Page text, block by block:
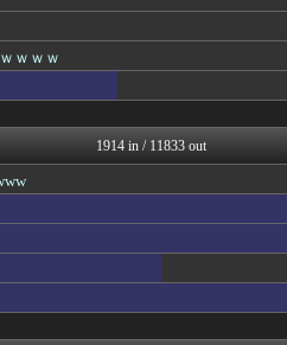
うしみつ-5chまとめ-
不思議.net - 5ch...
えっ!?またここのサイト?
おうまがタイムズ
BIPブログ
バズッター速報
もみあげチャ～シュ～
スコールちゃんねる｜２ちゃ...
なんJミュージアム
ｗｗｗ
1914 in / 11833 out